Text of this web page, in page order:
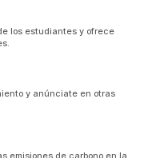
los estudiantes y ofrece
y anúnciate en otras
emisiones de carbono en la